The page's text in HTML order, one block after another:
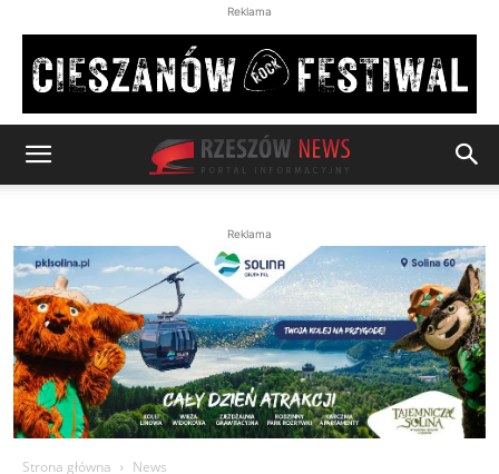
Reklama
Reklama
Strona główna News